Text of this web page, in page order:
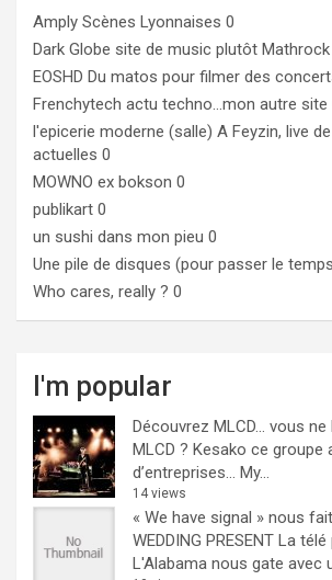
Amply Scènes Lyonnaises 0
Dark Globe site de music plutôt Mathrock
EOSHD Du matos pour filmer des
Frenchytech actu techno…mon autre site
l'epicerie moderne (salle) A Feyzin, live
actuelles 0
MOWNO ex bokson 0
publikart 0
un sushi dans mon pieu 0
Une pile de disques (pour passer le
Who cares, really ? 0
I'm popular
Découvrez MLCD… vous
MLCD ? Kesako ce groupe
d’entreprises… My...
14 views
« We have signal » nous
WEDDING PRESENT La télé
L'Alabama nous gate avec